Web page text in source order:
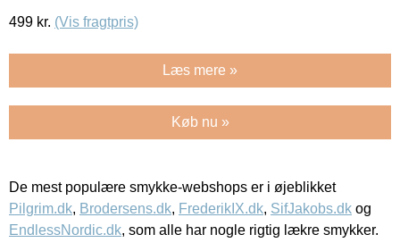
499 kr. (Vis fragtpris)
Læs mere »
Køb nu »
De mest populære smykke-webshops er i øjeblikket
Pilgrim.dk, Brodersens.dk, FrederikIX.dk, SifJakobs.dk og
EndlessNordic.dk, som alle har nogle rigtig lækre smykker.